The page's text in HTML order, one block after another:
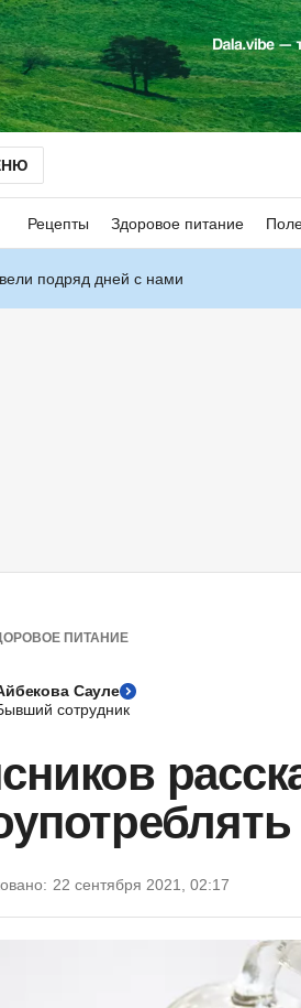
Рецепты Здоровое питание
подряд дней с нами
ПИТАНИЕ
Сауле
сотрудник
22 сентября 2021, 02:17